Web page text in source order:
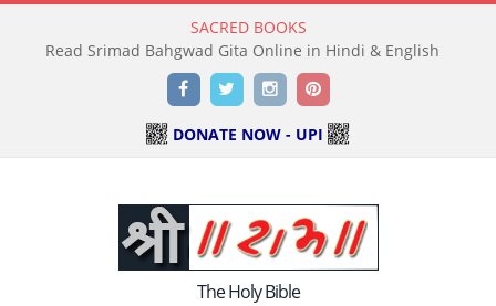
SACRED BOOKS
Read Srimad Bahgwad Gita Online in Hindi & English
FacebookTwitterInstagramPinterest
DONATE NOW - UPI
The Holy Bible